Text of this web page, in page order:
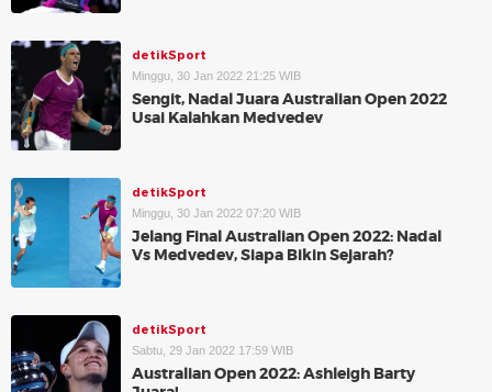
detikSport
Minggu, 30 Jan 2022 21:25 WIB
Sengit, Nadal Juara Australian Open 2022
Usai Kalahkan Medvedev
detikSport
Minggu, 30 Jan 2022 07:20 WIB
Jelang Final Australian Open 2022: Nadal
Vs Medvedev, Siapa Bikin Sejarah?
detikSport
Sabtu, 29 Jan 2022 17:59 WIB
Australian Open 2022: Ashleigh Barty